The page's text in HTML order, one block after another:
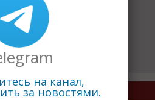
на канал,
за новостями.